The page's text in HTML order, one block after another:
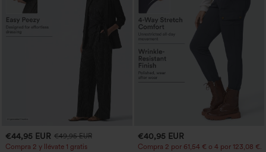
€44,95 EUR €49,95 EUR
Compra 2 y llévate 1 gratis
€40,95 EUR
Compra 2 por 61,54 € o 4 por 123,08 €.